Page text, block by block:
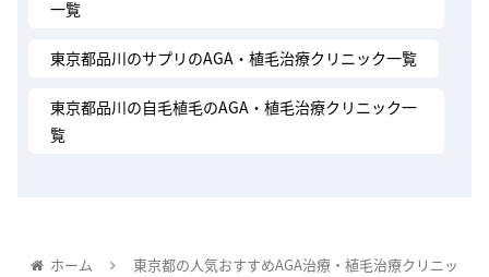
一覧
東京都品川のサプリのAGA・植毛治療クリニック一覧
東京都品川の自毛植毛のAGA・植毛治療クリニック一
覧
ホーム
東京都の人気おすすめAGA治療・植毛治療クリニッ